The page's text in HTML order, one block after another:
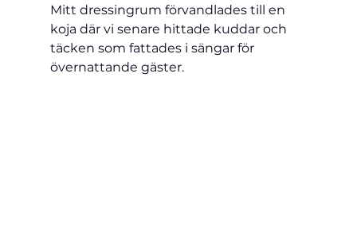
Mitt dressingrum förvandlades till en
koja där vi senare hittade kuddar och
täcken som fattades i sängar för
övernattande gäster.